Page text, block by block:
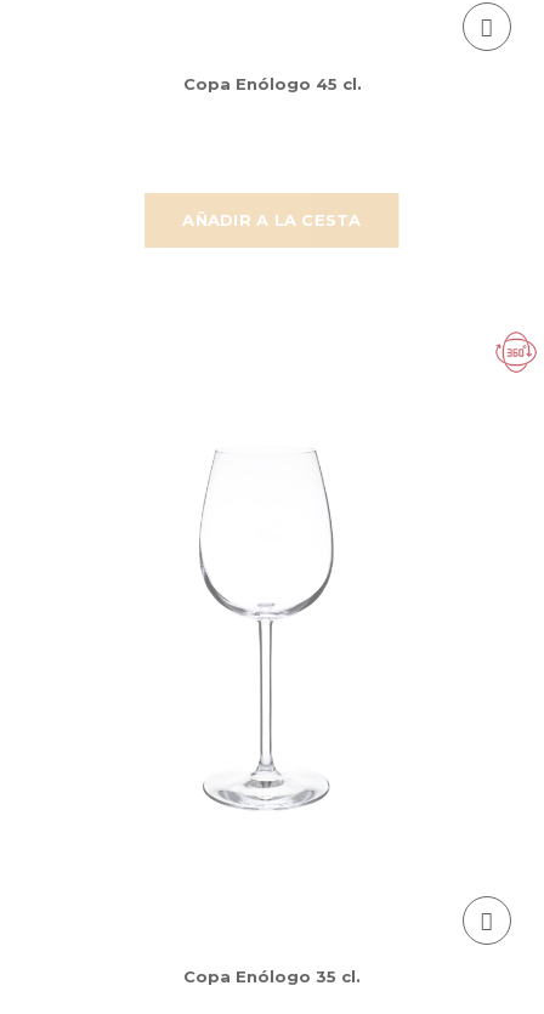
AÑADIR A LA CESTA
Copa Enólogo 45 cl.
Copa Enólogo 35 cl.